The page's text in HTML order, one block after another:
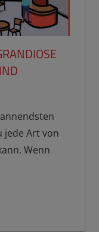
jede Art von
Wenn